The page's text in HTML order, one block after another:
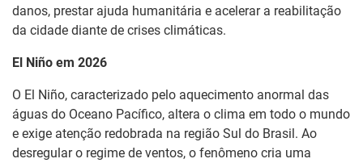
danos, prestar ajuda humanitária e acelerar a reabilitação
da cidade diante de crises climáticas.
El Niño em 2026
O El Niño, caracterizado pelo aquecimento anormal das
águas do Oceano Pacífico, altera o clima em todo o mundo
e exige atenção redobrada na região Sul do Brasil. Ao
desregular o regime de ventos, o fenômeno cria uma